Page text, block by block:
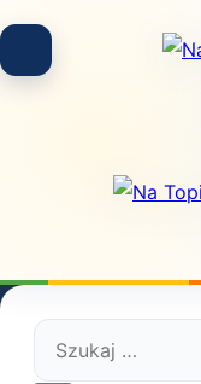
content
Szukaj: